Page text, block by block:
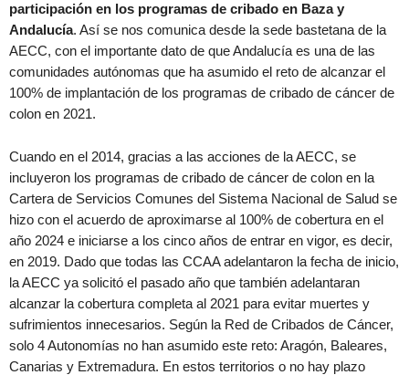
participación en los programas de cribado en Baza y
Andalucía. Así se nos comunica desde la sede bastetana de la
AECC, con el importante dato de que Andalucía es una de las
comunidades autónomas que ha asumido el reto de alcanzar el
100% de implantación de los programas de cribado de cáncer de
colon en 2021.
Cuando en el 2014, gracias a las acciones de la AECC, se
incluyeron los programas de cribado de cáncer de colon en la
Cartera de Servicios Comunes del Sistema Nacional de Salud se
hizo con el acuerdo de aproximarse al 100% de cobertura en el
año 2024 e iniciarse a los cinco años de entrar en vigor, es decir,
en 2019. Dado que todas las CCAA adelantaron la fecha de inicio,
la AECC ya solicitó el pasado año que también adelantaran
alcanzar la cobertura completa al 2021 para evitar muertes y
sufrimientos innecesarios. Según la Red de Cribados de Cáncer,
solo 4 Autonomías no han asumido este reto: Aragón, Baleares,
Canarias y Extremadura. En estos territorios o no hay plazo